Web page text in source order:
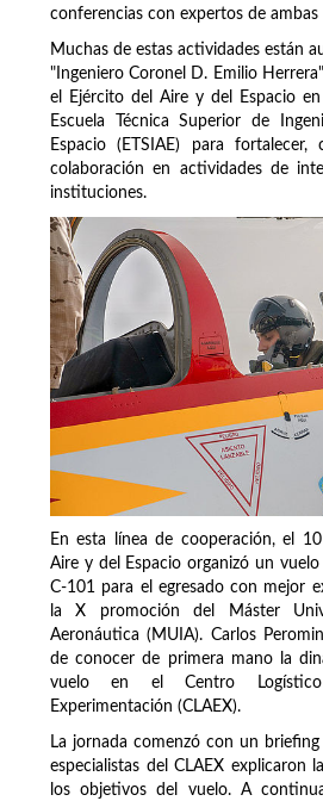
conferencias con expertos de
Muchas de estas actividades están
"Ingeniero Coronel D. Emilio
el Ejército del Aire y del Espacio
Escuela Técnica Superior de
Espacio (ETSIAE) para
colaboración en actividades de
instituciones.
En esta línea de cooperación, el
Aire y del Espacio organizó un
C-101 para el egresado con mejor
la X promoción del Máster
Aeronáutica (MUIA). Carlos
de conocer de primera mano la
vuelo en el Centro
Experimentación (CLAEX).
La jornada comenzó con un
especialistas del CLAEX explicaron
los objetivos del vuelo. A